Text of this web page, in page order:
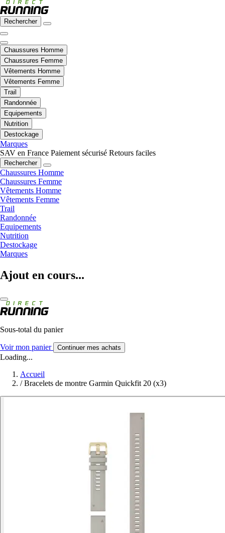
Rechercher
Chaussures Homme
Chaussures Femme
Vêtements Homme
Vêtements Femme
Trail
Randonnée
Equipements
Nutrition
Destockage
Marques
SAV en France Paiement sécurisé Retours faciles
Rechercher
Chaussures Homme
Chaussures Femme
Vêtements Homme
Vêtements Femme
Trail
Randonnée
Equipements
Nutrition
Destockage
Marques
Ajout en cours...
Sous-total du panier
Voir mon panier Continuer mes achats
Loading...
Accueil
/ Bracelets de montre Garmin Quickfit 20 (x3)